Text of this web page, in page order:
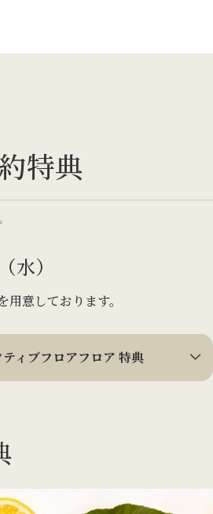
特典
水）
用意しております。
ィブフロアフロア 特典